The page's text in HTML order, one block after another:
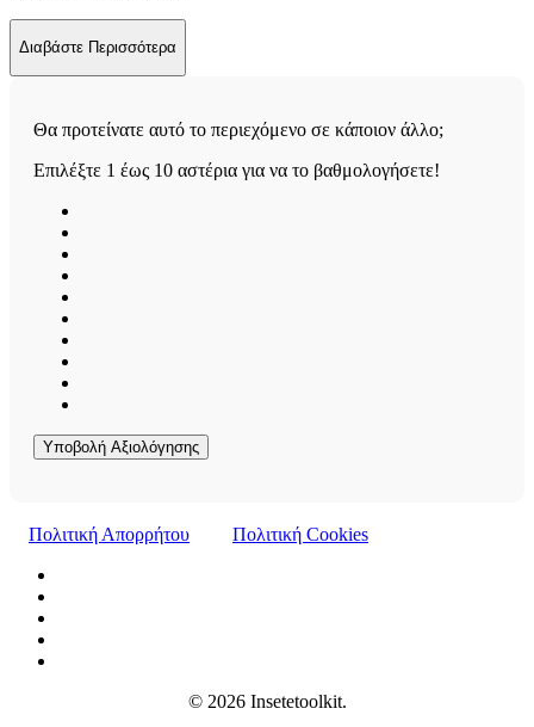
Διαβάστε Περισσότερα
Θα προτείνατε αυτό το περιεχόμενο σε κάποιον άλλο;
Επιλέξτε 1 έως 10 αστέρια για να το βαθμολογήσετε!
Υποβολή Αξιολόγησης
Πολιτική Απορρήτου Πολιτική Cookies
© 2026 Insetetoolkit.